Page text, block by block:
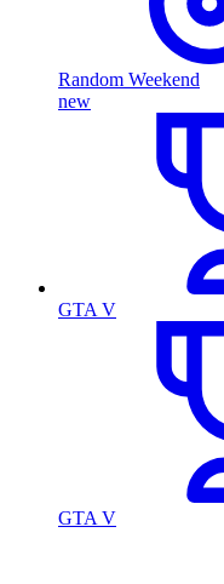
Random Weekend
new
GTA V
GTA V